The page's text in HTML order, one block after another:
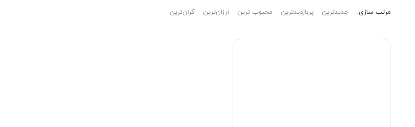
مرتب‌ سازی: جدیدترین پربازدیدترین محبوب ترین ارزان‌ترین گران‌ترین